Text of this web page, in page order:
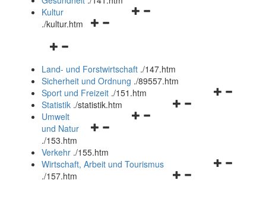
Navigationsmenü
Navigationsmenü
Kultur
./kultur.htm
Navigationsmenü
und
schließen
Land- und Forstwirtschaft ./147.htm
Sicherheit und Ordnung ./89557.htm
Navigationsmenü
Sport und Freizeit ./151.htm
Navigationsmenü
Statistik ./statistik.htm
Navigationsmenü
und
schließen
Umwelt
und Natur
./153.htm
Verkehr ./155.htm
Navigationsmenü
Wirtschaft, Arbeit und Tourismus
./157.htm